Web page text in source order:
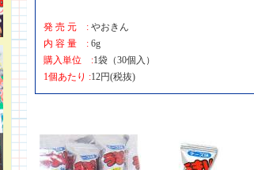
発 売 元 : やおきん
内 容 量 : 6g
購入単位 :1袋（30個入）
1個あたり :12円(税抜)